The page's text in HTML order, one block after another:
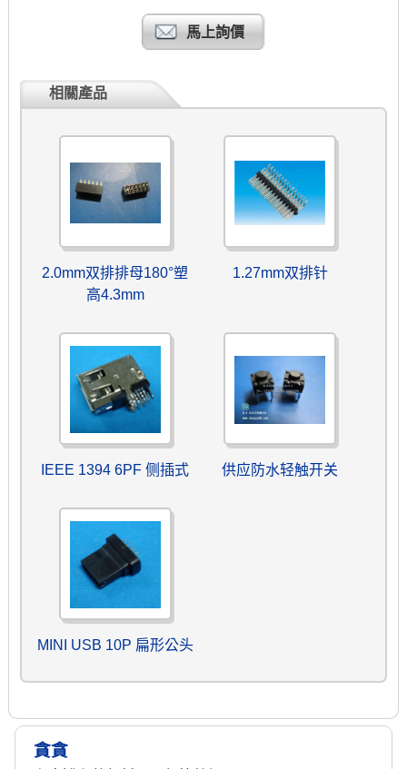
馬上詢價
相關產品
2.0mm双排排母180°塑
高4.3mm
1.27mm双排针
IEEE 1394 6PF 侧插式 供应防水轻触开关
MINI USB 10P 扁形公头
貪貪